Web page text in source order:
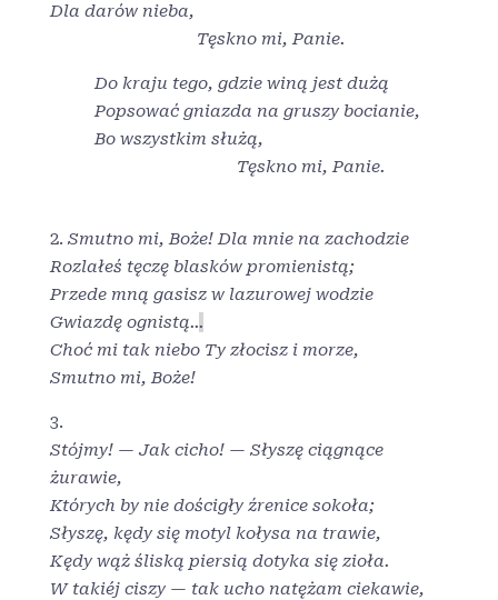
Dla darów nieba,
Tęskno mi, Panie.
Do kraju tego, gdzie winą jest dużą
Popsować gniazda na gruszy bocianie,
Bo wszystkim służą,
Tęskno mi, Panie.
2. Smutno mi, Boże! Dla mnie na zachodzie
Rozlałeś tęczę blasków promienistą;
Przede mną gasisz w lazurowej wodzie
Gwiazdę ognistą...
Choć mi tak niebo Ty złocisz i morze,
Smutno mi, Boże!
3.
Stójmy! — Jak cicho! — Słyszę ciągnące
żurawie,
Których by nie dościgły źrenice sokoła;
Słyszę, kędy się motyl kołysa na trawie,
Kędy wąż śliską piersią dotyka się zioła.
W takiéj ciszy — tak ucho natężam ciekawie,